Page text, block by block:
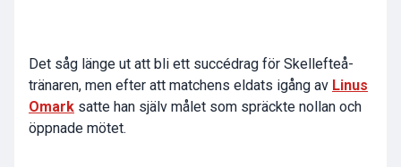
Det såg länge ut att bli ett succédrag för Skellefteå-
tränaren, men efter att matchens eldats igång av Linus
Omark satte han själv målet som spräckte nollan och
öppnade mötet.